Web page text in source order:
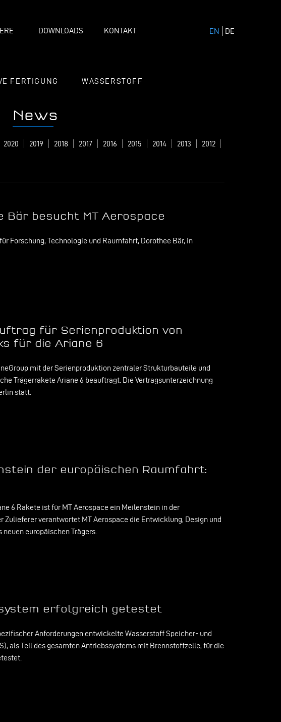
DOWNLOADS KONTAKT EN DE
FERTIGUNG WASSERSTOFF
News
2020 2019 2018 2017 2016 2015 2014 2013
2012
Bär besucht MT Aerospace
Forschung, Technologie und Raumfahrt, Dorothee Bär, in
für Serienproduktion von
für die Ariane 6
mit der Serienproduktion zentraler Strukturbauteile und
Trägerrakete Ariane 6 beauftragt. Die Vertragsunterzeichnung
statt.
der europäischen Raumfahrt:
6 Rakete ist für MT Aerospace ein Meilenstein in der
verantwortet MT Aerospace die Entwicklung, Design und
europäischen Trägers.
erfolgreich getestet
Anforderungen entwickelte Wasserstoff Speicher- und
als Teil des gesamten Antriebssystems mit Brennstoffzelle, für die